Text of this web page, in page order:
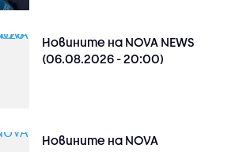
Новините на NOVA NEWS
(06.08.2026 - 20:00)
Новините на NOVA